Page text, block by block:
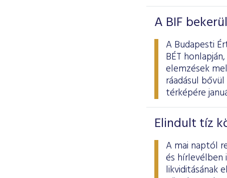
A BIF
A Budapesti
BÉT
elemzések
ráadásul
térképére
Elindult tíz
A mai naptól
és
likviditásának